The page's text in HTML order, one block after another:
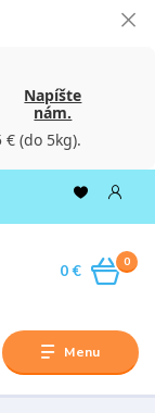
Napíšte
nám.
(do 5kg).
Menu
0
0 €